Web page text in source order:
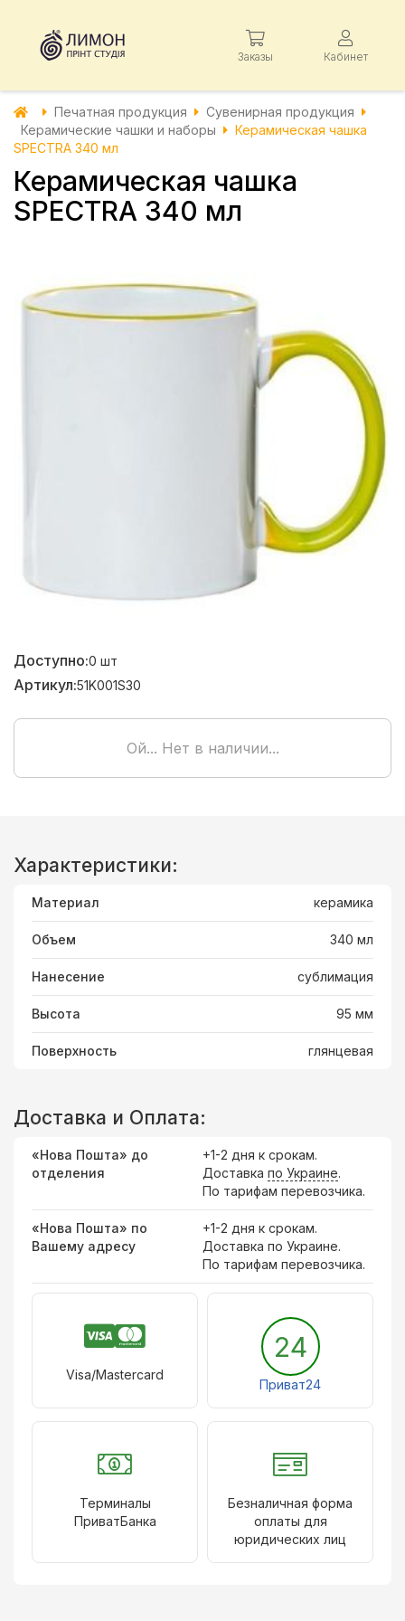
Заказы Кабинет
Печатная продукция
Сувенирная продукция
Керамические чашки и наборы
Керамическая чашка
SPECTRA 340 мл
Керамическая чашка
SPECTRA 340 мл
Доступно:0 шт
Артикул:51K001S30
Ой... Нет в наличии...
Характеристики:
Материал керамика
Объем 340 мл
Нанесение сублимация
Высота 95 мм
Поверхность глянцевая
Доставка и Оплата:
«Нова Пошта» до
отделения
+1-2 дня к срокам.
Доставка по Украине.
По тарифам перевозчика.
«Нова Пошта» по
Вашему адресу
+1-2 дня к срокам.
Доставка по Украине.
По тарифам перевозчика.
Visa/Mastercard
24
Приват24
Терминалы
ПриватБанка
Безналичная форма
оплаты для
юридических лиц